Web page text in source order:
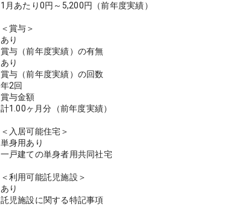
1月あたり0円～5,200円（前年度実績）
＜賞与＞
あり
賞与（前年度実績）の有無
あり
賞与（前年度実績）の回数
年2回
賞与金額
計1.00ヶ月分（前年度実績）
＜入居可能住宅＞
単身用あり
一戸建ての単身者用共同社宅
＜利用可能託児施設＞
あり
託児施設に関する特記事項